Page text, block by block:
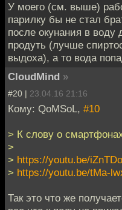
У моего (см. выше)
парилку бы не стал
после окунания в
продуть (лучше
выдоха), а то вода
CloudMind »
#20 | 23.04.16 21:16
Кому: QoMSoL, #10
> К слову о
>
> https://youtu.be/
> https://youtu.be/tMa-
Так это что же